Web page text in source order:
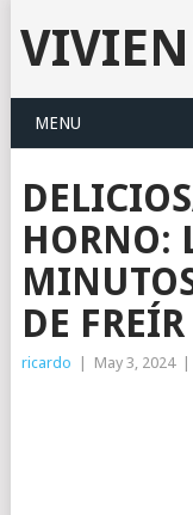
MENU
HORNO:
DE FREÍR
ricardo May 3, 2024